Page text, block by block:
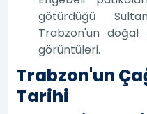
götürdüğü
Trabzon'un doğal
görüntüleri.
Trabzon'un
Tarihi